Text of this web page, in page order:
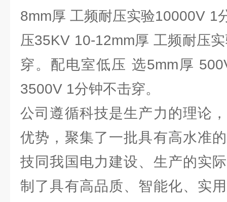
8mm厚 工频耐压实验10000V 1
压35KV 10-12mm厚 工频耐压
穿。配电室低压 选5mm厚
3500V 1分钟不击穿。
公司遵循科技是生产力的理论
优势，聚集了一批具有高水准
技同我国电力建设、生产的实
制了具有高品质、智能化、实